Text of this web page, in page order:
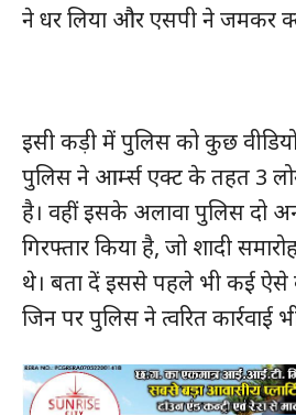
ने धर लिया और एसपी ने जमकर
इसी कड़ी में पुलिस को कुछ
पुलिस ने आर्म्स एक्ट के तहत 3
है। वहीं इसके अलावा पुलिस दो
गिरफ्तार किया है, जो शादी
थे। बता दें इससे पहले भी कई ऐसे
जिन पर पुलिस ने त्वरित कार्रवाई